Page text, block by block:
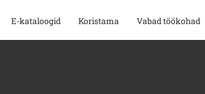
E-kataloogid Koristama Vabad töökohad